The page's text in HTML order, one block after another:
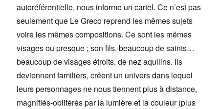
autoréférentielle, nous informe un cartel. Ce n’est pas
seulement que Le Greco reprend les mêmes sujets
voire les mêmes compositions. Ce sont les mêmes
visages ou presque ; son fils, beaucoup de saints…
beaucoup de visages étroits, de nez aquilins. Ils
deviennent familiers, créent un univers dans lequel
leurs personnages ne nous tiennent plus à distance,
magnifiés-oblitérés par la lumière et la couleur (plus